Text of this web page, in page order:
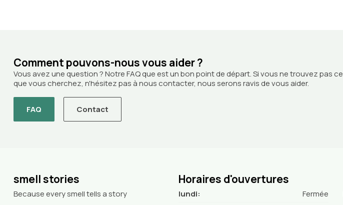
Comment pouvons-nous vous aider ?
Vous avez une question ? Notre FAQ que est un bon point de départ. Si vous ne trouvez pas ce
que vous cherchez, n'hésitez pas à nous contacter, nous serons ravis de vous aider.
FAQ Contact
smell stories
Because every smell tells a story
Horaires d'ouvertures
lundi:
Fermée